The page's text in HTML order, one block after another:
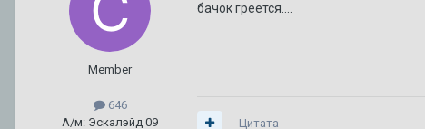
Member
646
А/м: Эскалэйд 09
бачок греется....
Цитата